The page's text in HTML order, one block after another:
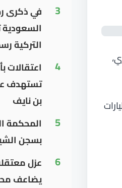
تسجيل صافي أرباح بلغ 22.24 مليار ريال (5.93 مليارات
3
في ذكرى
التركية
4
اعتقالات
تستهدف
بن نايف
5
المحكمة
بسجن الشيخ
6
عزل
يضاعف